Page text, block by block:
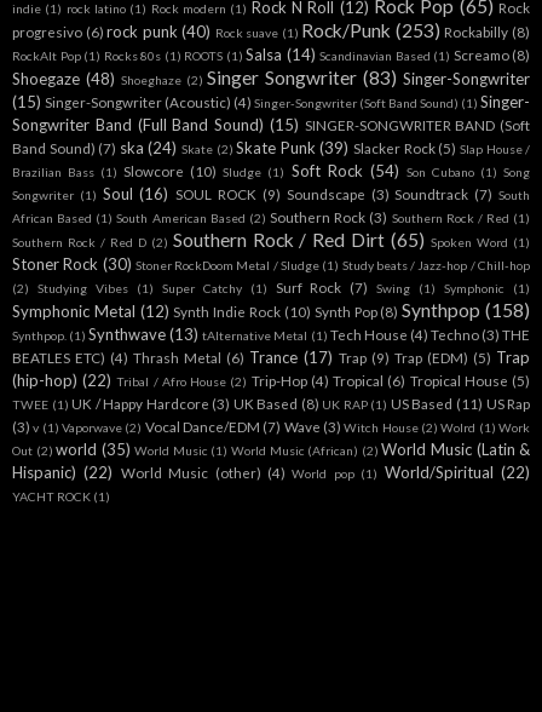
indie (1) rock latino (1) Rock modern (1) Rock N Roll (12) Rock Pop (65) Rock
progresivo (6) rock punk (40) Rock suave (1) Rock/Punk (253) Rockabilly (8)
RockAlt Pop (1) Rocks 80s (1) ROOTS (1) Salsa (14) Scandinavian Based (1) Screamo (8)
Shoegaze (48) Shoeghaze (2) Singer Songwriter (83) Singer-Songwriter
(15) Singer-Songwriter (Acoustic) (4) Singer-Songwriter (Soft Band Sound) (1) Singer-
Songwriter Band (Full Band Sound) (15) SINGER-SONGWRITER BAND (Soft
Band Sound) (7) ska (24) Skate (2) Skate Punk (39) Slacker Rock (5) Slap House /
Brazilian Bass (1) Slowcore (10) Sludge (1) Soft Rock (54) Son Cubano (1) Song
Songwriter (1) Soul (16) SOUL ROCK (9) Soundscape (3) Soundtrack (7) South
African Based (1) South American Based (2) Southern Rock (3) Southern Rock / Red (1)
Southern Rock / Red D (2) Southern Rock / Red Dirt (65) Spoken Word (1)
Stoner Rock (30) Stoner RockDoom Metal / Sludge (1) Study beats / Jazz-hop / Chill-hop
(2)
Studying Vibes (1) Super Catchy (1) Surf Rock (7) Swing (1) Symphonic (1)
Symphonic Metal (12) Synth Indie Rock (10) Synth Pop (8) Synthpop (158)
Synthpop. (1) Synthwave (13) tAlternative Metal (1) Tech House (4) Techno (3) THE
BEATLES ETC) (4) Thrash Metal (6) Trance (17) Trap (9) Trap (EDM) (5) Trap
(hip-hop) (22) Tribal / Afro House (2) Trip-Hop (4) Tropical (6) Tropical House (5)
TWEE (1) UK / Happy Hardcore (3) UK Based (8) UK RAP (1) US Based (11) US Rap
(3) v (1) Vaporwave (2) Vocal Dance/EDM (7) Wave (3) Witch House (2) Wolrd (1) Work
Out (2) world (35) World Music (1) World Music (African) (2) World Music (Latin &
Hispanic) (22) World Music (other) (4) World pop (1) World/Spiritual (22)
YACHT ROCK (1)